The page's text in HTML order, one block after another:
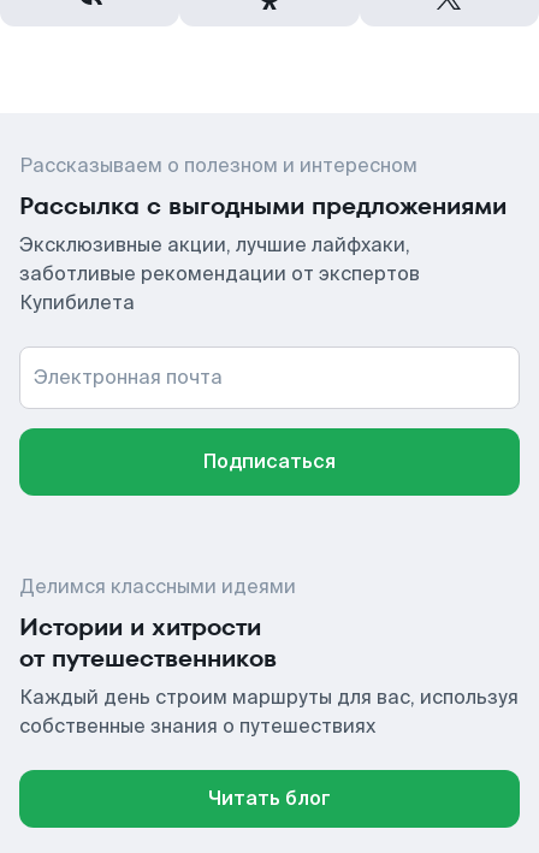
Рассказываем о полезном и интересном
Рассылка с выгодными предложениями
Эксклюзивные акции, лучшие лайфхаки,
заботливые рекомендации от экспертов
Купибилета
Электронная почта
Подписаться
Делимся классными идеями
Истории и хитрости
от путешественников
Каждый день строим маршруты для вас, используя
собственные знания о путешествиях
Читать блог